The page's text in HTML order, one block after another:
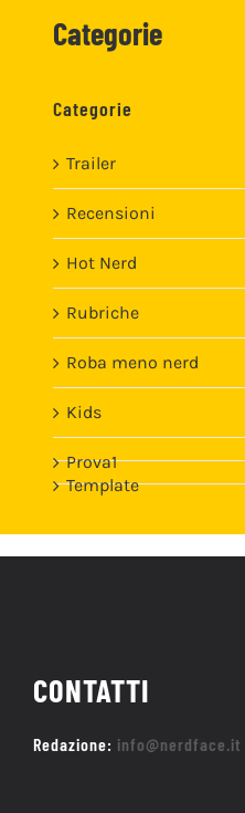
Categorie
Categorie
Trailer
Recensioni
Hot Nerd
Rubriche
Roba meno nerd
Kids
Prova1
Template
CONTATTI
Redazione: info@nerdface.it